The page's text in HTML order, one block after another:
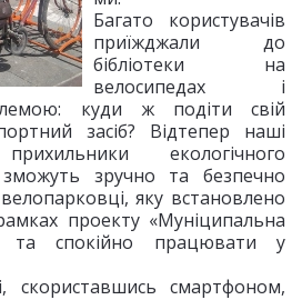
Багато користувачів
приїжджали до
бібліотеки на
велосипедах і
куди ж подіти свій
засіб? Відтепер наші
екологічного
зручно та безпечно
яку встановлено
проекту «Муніципальна
та спокійно працювати у
скориставшись смартфоном,